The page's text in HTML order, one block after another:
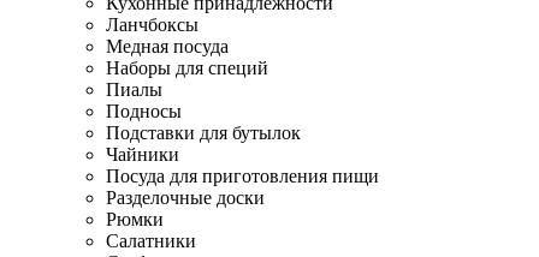
Ланчбоксы
Медная посуда
Наборы для специй
Пиалы
Подносы
Подставки для бутылок
Чайники
Посуда для приготовления пищи
Разделочные доски
Рюмки
Салатники